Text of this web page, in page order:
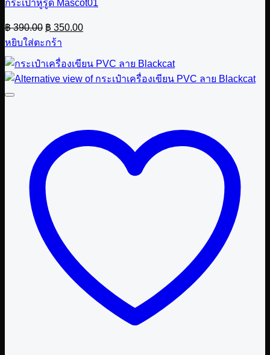
กระเป๋าหูรูด Mascot01
฿390.00 Original
price
was:
฿ 390.00.
฿ 350.00Current
price
฿ 350.00.
หยิบใส่ตะกร้า